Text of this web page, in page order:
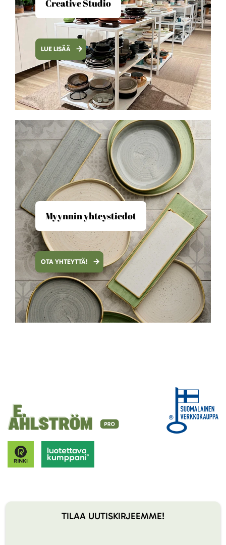
Creative Studio
LUE LISÄÄ
Myynnin yhteystiedot
OTA YHTEYTTÄ!
TILAA UUTISKIRJEEMME!